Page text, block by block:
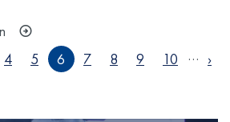
4 5 6 7 8 9 10 … ›